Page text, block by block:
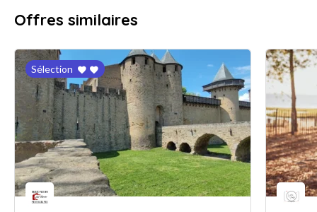
Offres similaires
Sélection